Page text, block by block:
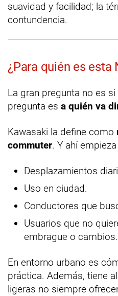
suavidad y facilidad; la
contundencia.
¿Para quién es esta
La gran pregunta no es
pregunta es a quién va
Kawasaki la define como
commuter. Y ahí
Desplazamientos
Uso en ciudad.
Conductores que
Usuarios que no
embrague o cambios.
En entorno urbano es
práctica. Además, tiene
ligeras no siempre